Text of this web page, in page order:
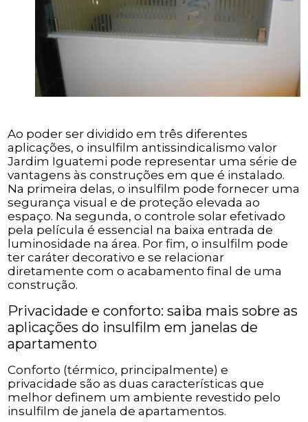
Ao poder ser dividido em três diferentes
aplicações, o insulfilm antissindicalismo valor
Jardim Iguatemi pode representar uma série de
vantagens às construções em que é instalado.
Na primeira delas, o insulfilm pode fornecer uma
segurança visual e de proteção elevada ao
espaço. Na segunda, o controle solar efetivado
pela película é essencial na baixa entrada de
luminosidade na área. Por fim, o insulfilm pode
ter caráter decorativo e se relacionar
diretamente com o acabamento final de uma
construção.
Privacidade e conforto: saiba mais sobre as
aplicações do insulfilm em janelas de
apartamento
Conforto (térmico, principalmente) e
privacidade são as duas características que
melhor definem um ambiente revestido pelo
insulfilm de janela de apartamentos.